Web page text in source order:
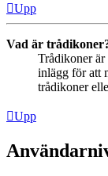
Upp
Vad är
Trådikoner är
inlägg för att
trådikoner
Upp